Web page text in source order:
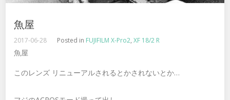
魚屋
2017-06-28 Posted in FUJIFILM X-Pro2,XF 18/2 R
魚屋
このレンズ リニューアルされるとかされないとか…